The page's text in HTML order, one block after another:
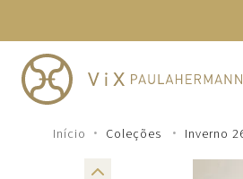
Coleções Inverno
cheeky
2º
vestido